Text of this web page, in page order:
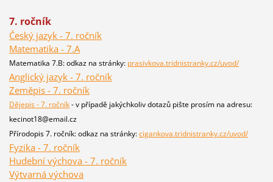
7. ročník
Český jazyk - 7. ročník
Matematika - 7.A
Matematika 7.B: odkaz na stránky: prasivkova.tridnistranky.cz/uvod/
Anglický jazyk - 7. ročník
Zeměpis - 7. ročník
Dějepis - 7. ročník- v případě jakýchkoliv dotazů pište prosím na adresu:
kecinot18@email.cz
Přírodopis 7. ročník: odkaz na stránky:cigankova.tridnistranky.cz/uvod/
Fyzika - 7. ročník
Hudební výchova - 7. ročník
Výtvarná výchova